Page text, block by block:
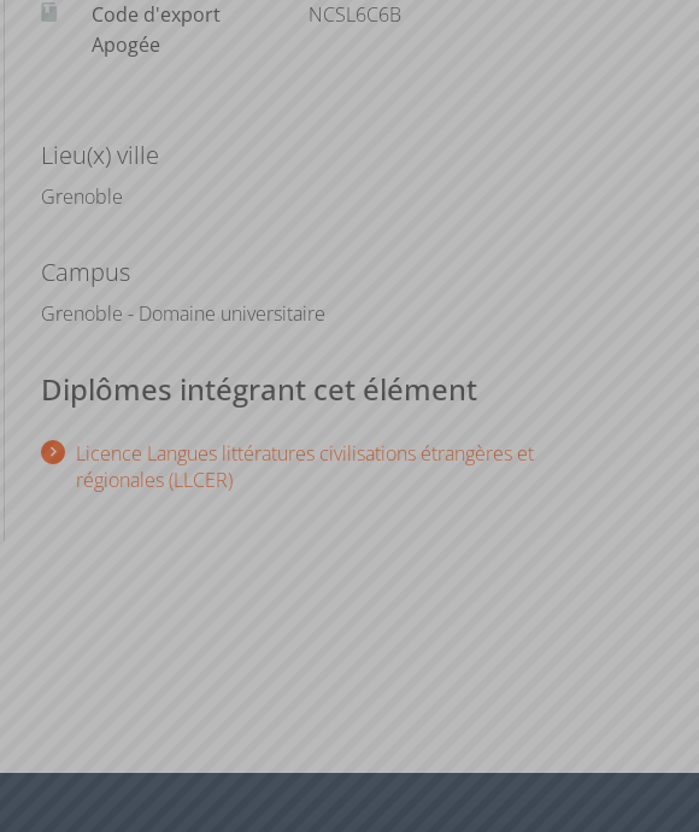
Code d'export
Apogée
NCSL6C6B
Lieu(x) ville
Grenoble
Campus
Grenoble - Domaine universitaire
Diplômes intégrant cet élément
Licence Langues littératures civilisations étrangères et
régionales (LLCER)